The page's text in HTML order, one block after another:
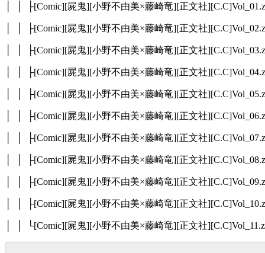
│ │ ├[Comic][屍鬼][小野不由美×藤崎竜][正文社
│ │ ├[Comic][屍鬼][小野不由美×藤崎竜][正文社
│ │ ├[Comic][屍鬼][小野不由美×藤崎竜][正文社
│ │ ├[Comic][屍鬼][小野不由美×藤崎竜][正文社
│ │ ├[Comic][屍鬼][小野不由美×藤崎竜][正文社
│ │ ├[Comic][屍鬼][小野不由美×藤崎竜][正文社
│ │ ├[Comic][屍鬼][小野不由美×藤崎竜][正文社
│ │ ├[Comic][屍鬼][小野不由美×藤崎竜][正文社
│ │ ├[Comic][屍鬼][小野不由美×藤崎竜][正文社
│ │ ├[Comic][屍鬼][小野不由美×藤崎竜][正文社
│ │ └[Comic][屍鬼][小野不由美×藤崎竜][正文社